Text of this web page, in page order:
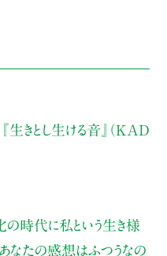
『生きとし生ける音』（KAD
の時代に私という生き様
あなたの感想はふつうなの